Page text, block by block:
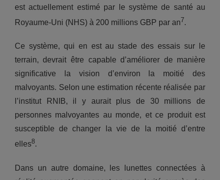
est actuellement estimé par le système de santé au
Royaume-Uni (NHS) à 200 millions GBP par an7.
Ce système, qui en est au stade des essais sur le
terrain, devrait être capable d’améliorer de manière
significative la vision d’environ la moitié des
malvoyants. Selon une estimation récente réalisée par
l’institut RNIB, il y aurait plus de 30 millions de
personnes malvoyantes au monde, et ce produit est
susceptible de changer la vie de la moitié d’entre
elles8.
Dans un autre domaine, les lunettes connectées à